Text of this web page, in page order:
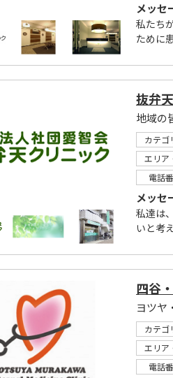
メッセ
私たち
ために
抜弁
地域の
カテゴ
エリア
電話
メッセ
私達は
いと考
四谷
ヨツヤ
カテゴ
エリア
電話